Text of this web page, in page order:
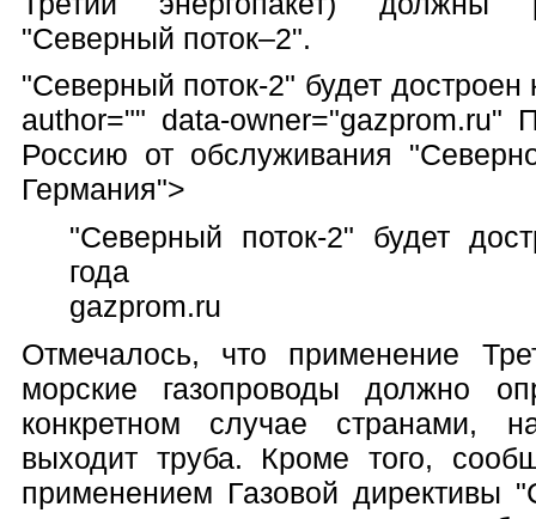
"Северный поток–2".
"Северный поток-2" будет достроен
author="" data-owner="gazprom.ru"
Россию от обслуживания
Германия">
"Северный поток-2" будет
года
gazprom.ru
Отмечалось, что применение
морские газопроводы должно
конкретном случае странами,
выходит труба. Кроме того,
применением Газовой директивы